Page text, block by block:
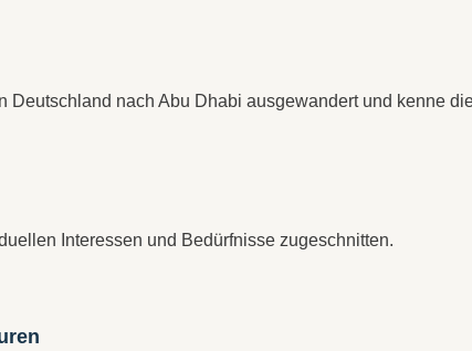
Deutschland nach Abu Dhabi ausgewandert und kenne
Interessen und Bedürfnisse zugeschnitten.